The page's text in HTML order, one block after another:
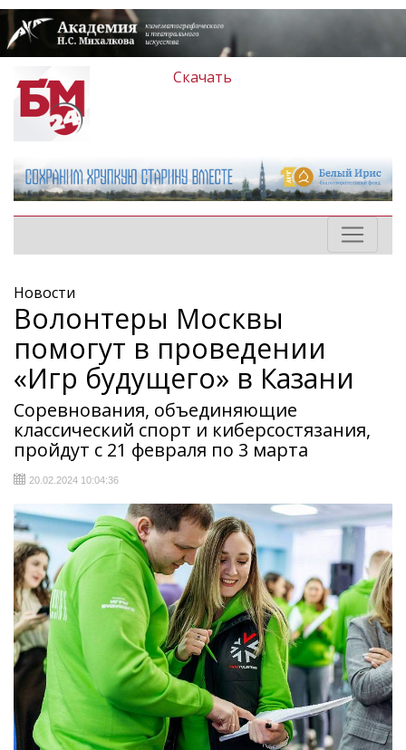
Скачать
Новости
Волонтеры Москвы
помогут в проведении
«Игр будущего» в Казани
Соревнования, объединяющие
классический спорт и киберсостязания,
пройдут с 21 февраля по 3 марта
20.02.2024 10:04:36